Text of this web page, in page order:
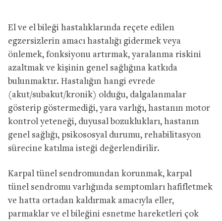
El ve el bileği hastalıklarında reçete edilen
egzersizlerin amacı hastalığı gidermek veya
önlemek, fonksiyonu artırmak, yaralanma riskini
azaltmak ve kişinin genel sağlığına katkıda
bulunmaktır. Hastalığın hangi evrede
(akut/subakut/kronik) olduğu, dalgalanmalar
gösterip göstermediği, yara varlığı, hastanın motor
kontrol yeteneği, duyusal bozuklukları, hastanın
genel sağlığı, psikososyal durumu, rehabilitasyon
sürecine katılma isteği değerlendirilir.
Karpal tünel sendromundan korunmak, karpal
tünel sendromu varlığında semptomları hafifletmek
ve hatta ortadan kaldırmak amacıyla eller,
parmaklar ve el bileğini esnetme hareketleri çok